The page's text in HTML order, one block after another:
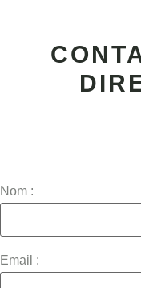
Nom :
Email :